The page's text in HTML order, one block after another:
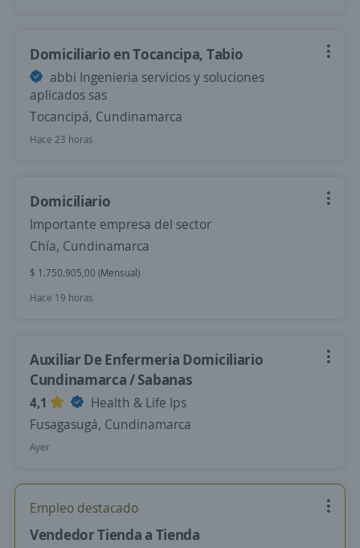
Domiciliario en Tocancipa, Tabio
abbi Ingenieria servicios y soluciones
aplicados sas
Tocancipá, Cundinamarca
Hace 23 horas
Domiciliario
Importante empresa del sector
Chía, Cundinamarca
$ 1.750.905,00 (Mensual)
Hace 19 horas
Auxiliar De Enfermeria Domiciliario
Cundinamarca / Sabanas
4,1
Health & Life Ips
Fusagasugá, Cundinamarca
Ayer
Empleo destacado
Vendedor Tienda a Tienda